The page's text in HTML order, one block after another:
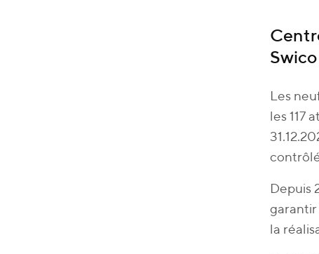
Swico
Les
les 117
Depuis
garantir
la